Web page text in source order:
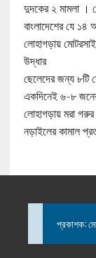
দুদকের ২ মামলা ।
বাংলাদেশের যে ১৪
লোহাগড়ায়
উদ্ধার
ছেলেদের জন্য ৮টি
একদিনেই ৬-৮
লোহাগড়ায় মরা
নড়াইলের কামাল
প্রকাশক: